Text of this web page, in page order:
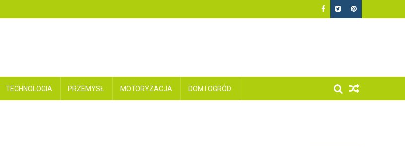
TECHNOLOGIA PRZEMYSŁ MOTORYZACJA DOM I OGRÓD